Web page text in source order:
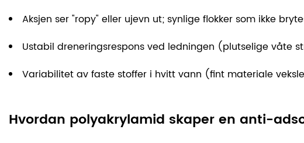
Aksjen ser "ropy" eller ujevn ut; synlige flokker som ikke
Ustabil dreneringsrespons ved ledningen (plutselige våte
Variabilitet av faste stoffer i hvitt vann (fint materiale
Hvordan polyakrylamid skaper en anti-